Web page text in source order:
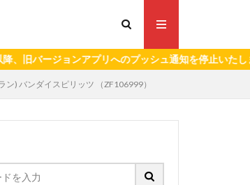
ジョンアプリへのプッシュ通知を停止いたします。）
) バンダイスピリッツ （ZF106999）